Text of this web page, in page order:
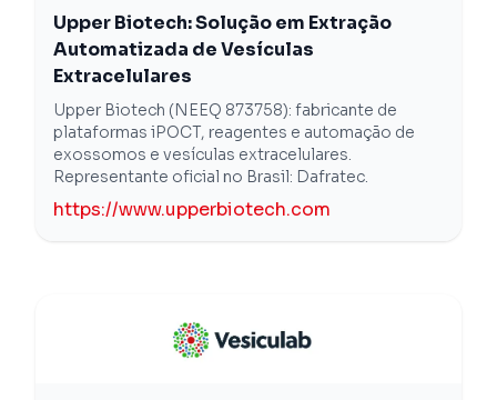
Upper Biotech: Solução em Extração
Automatizada de Vesículas
Extracelulares
Upper Biotech (NEEQ 873758): fabricante de
plataformas iPOCT, reagentes e automação de
exossomos e vesículas extracelulares.
Representante oficial no Brasil: Dafratec.
https://www.upperbiotech.com